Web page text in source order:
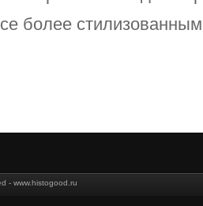
более
- www.histogood.ru